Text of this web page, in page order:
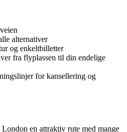
alternativer
og enkeltbilletter
fra flyplassen til din endelige
for kansellering og
en attraktiv rute med mange